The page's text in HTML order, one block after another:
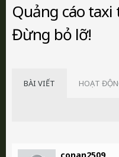
Quảng cáo
Đừng bỏ lỡ!
BÀI VIẾT HOẠT